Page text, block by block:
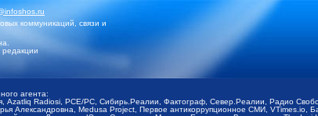
коммуникаций, связи и
агента:
Radiosi, PCE/PC, Сибирь.Реалии, Фактограф, Север.Реалии, Радио
Александровна, Medusa Project, Первое антикоррупционное СМИ,